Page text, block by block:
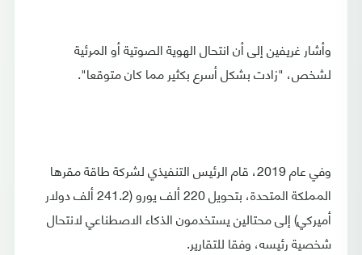
وأشار غريفين إلى أن انتحال الهوية الصوتية أو المرئية
لشخص، "زادت بشكل أسرع بكثير مما كان متوقعا".
وفي عام 2019، قام الرئيس التنفيذي لشركة طاقة مقرها
المملكة المتحدة، بتحويل 220 ألف يورو (241.2 ألف دولار
أميركي) إلى محتالين يستخدمون الذكاء الاصطناعي لانتحال
شخصية رئيسه، وفقا للتقارير.